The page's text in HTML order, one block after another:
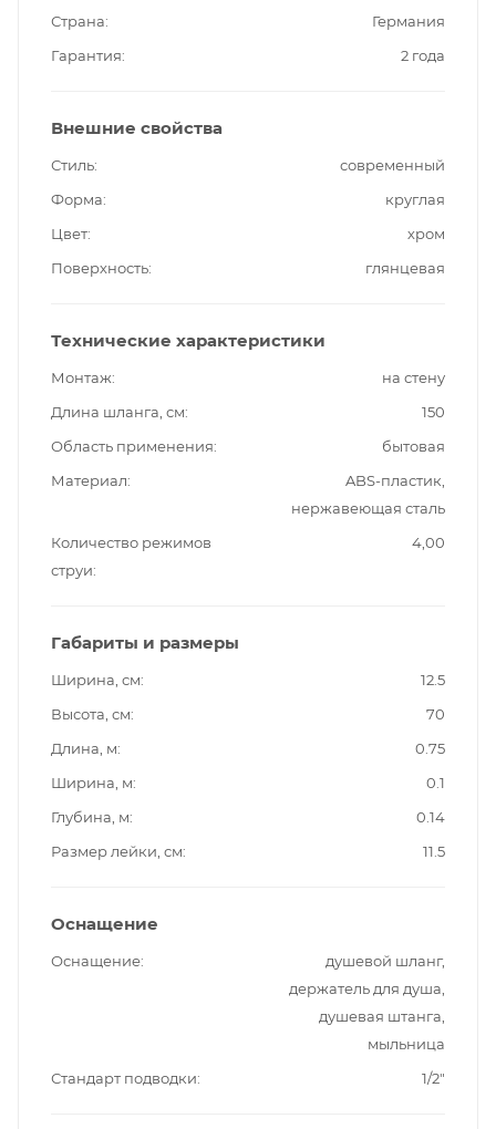
Страна
Германия
Гарантия
2 года
Внешние свойства
Стиль
современный
Форма
круглая
Цвет
хром
Поверхность
глянцевая
Технические характеристики
Монтаж
на стену
Длина шланга, см
150
Область применения
бытовая
Материал
ABS-пластик,
нержавеющая сталь
Количество режимов
струи
4,00
Габариты и размеры
Ширина, см
12.5
Высота, см
70
Длина, м
0.75
Ширина, м
0.1
Глубина, м
0.14
Размер лейки, см
11.5
Оснащение
Оснащение
душевой шланг,
держатель для душа,
душевая штанга,
мыльница
Стандарт подводки
1/2"